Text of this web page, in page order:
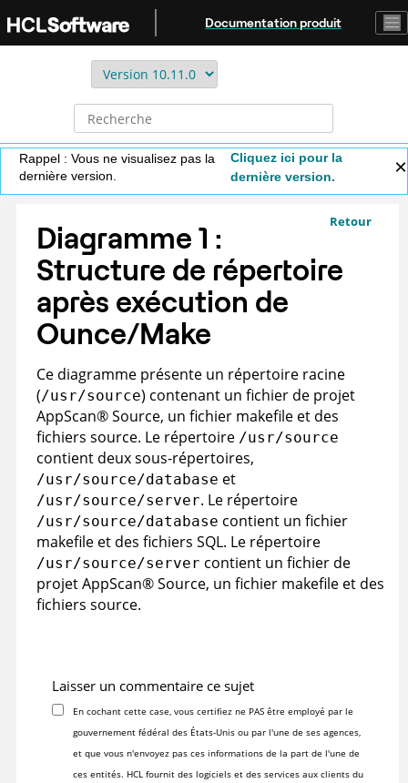
Aller au contenu principal
Documentation produit
Rappel : Vous ne visualisez pas la
dernière version.
Cliquez ici pour la
dernière version.
Retour
Diagramme 1 :
Structure de répertoire
après exécution de
Ounce/Make
Ce diagramme présente un répertoire racine
(/usr/source) contenant un fichier de projet
AppScan®Source, un fichier makefile et des
fichiers source. Le répertoire /usr/source
contient deux sous-répertoires,
/usr/source/database et
/usr/source/server. Le répertoire
/usr/source/database contient un fichier
makefile et des fichiers SQL. Le répertoire
/usr/source/server contient un fichier de
projetAppScan®Source, un fichier makefile et des
fichiers source.
Laisser un commentaire ce sujet
En cochant cette case, vous certifiez ne PAS être employé par le
gouvernement fédéral des États-Unis ou par l'une de ses agences,
et que vous n'envoyez pas ces informations de la part de l'une de
ces entités. HCL fournit des logiciels et des services aux clients du